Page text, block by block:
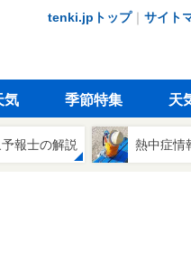
tenki.jpトップ｜ サイト
気 季節特集 天
報士の解説 熱中症情